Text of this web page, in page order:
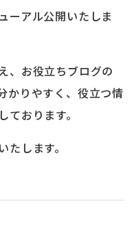
ーアル公開いたしま
、お役立ちブログの
かりやすく、役立つ情
おります。
します。